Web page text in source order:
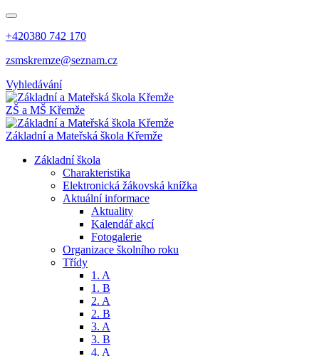
+420380 742 170
zsmskremze@seznam.cz
Vyhledávání
ZŠ a MŠ Křemže
Základní a Mateřská škola Křemže
Základní škola
Charakteristika
Elektronická žákovská knížka
Aktuální informace
Aktuality
Kalendář akcí
Fotogalerie
Organizace školního roku
Třídy
1. A
1. B
2. A
2. B
3. A
3. B
4. A